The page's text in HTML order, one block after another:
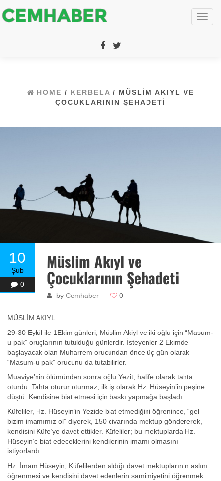
HOME / KERBELA / MÜSLIM AKIYL VE
ÇOCUKLARININ ŞEHADETI
10
Şub
0
Müslim Akıyl ve
Çocuklarının Şehadeti
by Cemhaber 0
MÜSLİM AKIYL
29-30 Eylül ile 1Ekim günleri, Müslim Akiyl ve iki oğlu için “Masum-
u pak” oruçlarının tutulduğu günlerdir. İsteyenler 2 Ekimde
başlayacak olan Muharrem orucundan önce üç gün olarak
“Masum-u pak” orucunu da tutabilirler.
Muaviye’nin ölümünden sonra oğlu Yezit, halife olarak tahta
oturdu. Tahta oturur oturmaz, ilk iş olarak Hz. Hüseyin’in peşine
düştü. Kendisine biat etmesi için baskı yapmağa başladı.
Küfeliler, Hz. Hüseyin’in Yezide biat etmediğini öğrenince, “gel
bizim imamımız ol” diyerek, 150 civarında mektup göndererek,
kendisini Küfe’ye davet ettikler. Küfeliler; bu mektuplarda Hz.
Hüseyin’e biat edeceklerini kendilerinin imamı olmasını
istiyorlardı.
Hz. İmam Hüseyin, Küfelilerden aldığı davet mektuplarının aslını
öğrenmesi ve kendisini davet edenlerin samimiyetini öğrenmek